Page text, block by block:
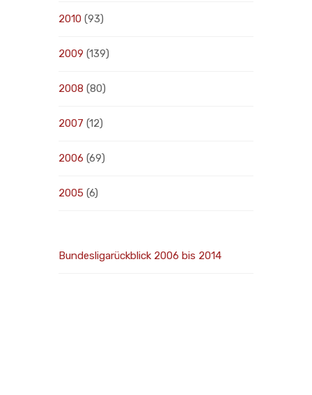
2010 (93)
2009 (139)
2008 (80)
2007 (12)
2006 (69)
2005 (6)
Bundesligarückblick 2006 bis 2014